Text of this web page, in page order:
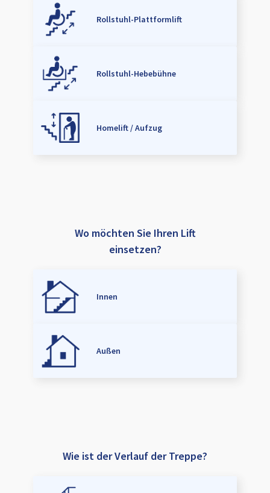
Rollstuhl-Plattformlift
Rollstuhl-Hebebühne
Homelift / Aufzug
Wo möchten Sie Ihren Lift
einsetzen?
Innen
Außen
Wie ist der Verlauf der Treppe?